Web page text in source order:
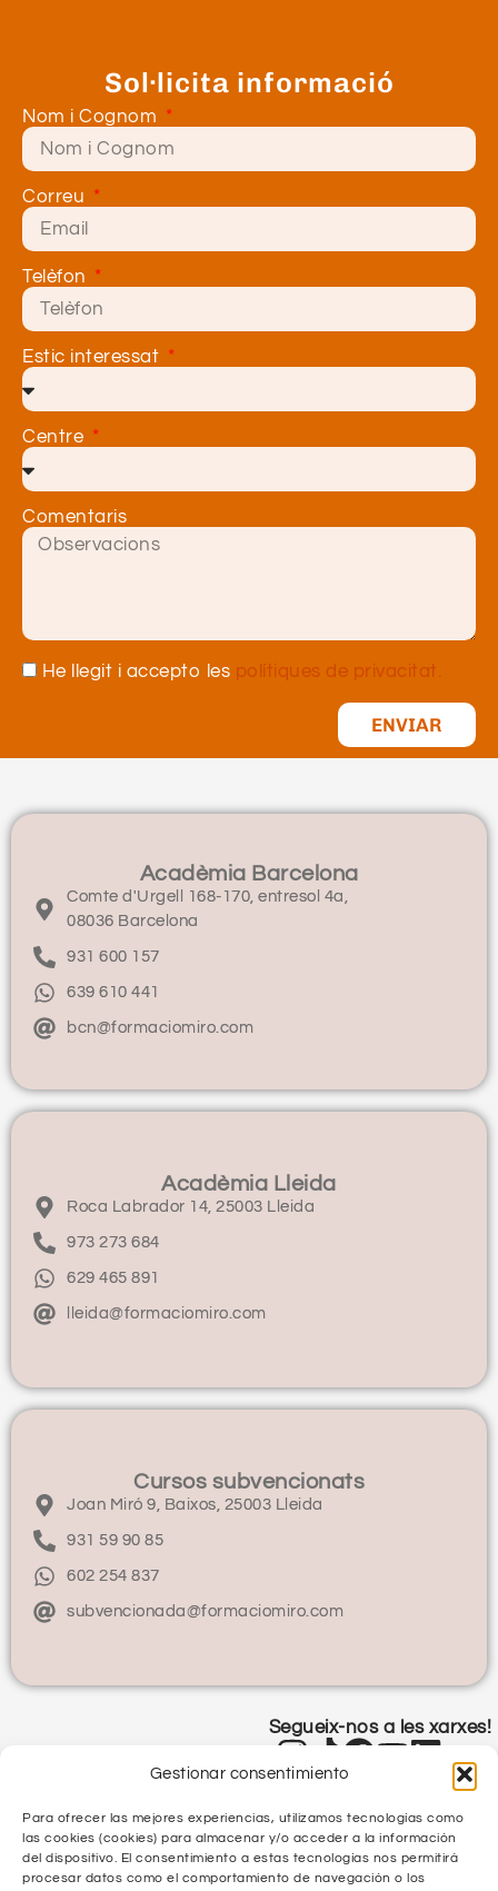
Gestionar consentimiento
Para ofrecer las mejores experiencias, utilizamos tecnologías como
las cookies (cookies) para almacenar y/o acceder a la información
del dispositivo. El consentimiento a estas tecnologías nos permitirá
procesar datos como el comportamiento de navegación o los
Sol·licita informació
Nom i Cognom
Correu
Telèfon
Estic interessat
Centre
Comentaris
He llegit i accepto les polítiques de privacitat.
ENVIAR
Acadèmia Barcelona
Comte d'Urgell 168-170, entresol 4a,
08036 Barcelona
931 600 157
639 610 441
bcn@formaciomiro.com
Acadèmia Lleida
Roca Labrador 14, 25003 Lleida
973 273 684
629 465 891
lleida@formaciomiro.com
Cursos subvencionats
Joan Miró 9, Baixos, 25003 Lleida
931 59 90 85
602 254 837
subvencionada@formaciomiro.com
Segueix-nos a les xarxes!